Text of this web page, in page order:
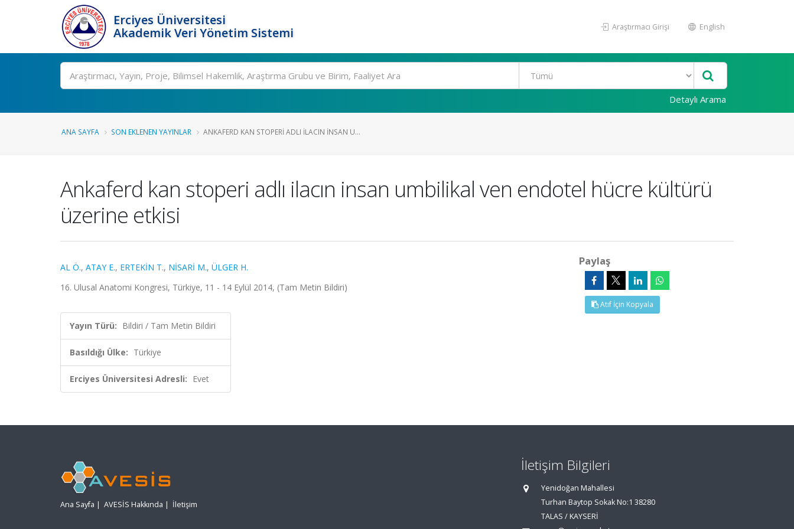
Erciyes Üniversitesi
Akademik Veri Yönetim Sistemi
Araştırmacı Girişi English
Ara
Detaylı Arama
ANA SAYFA SON EKLENEN YAYINLAR ANKAFERD KAN STOPERI ADLI ILACIN INSAN U...
Ankaferd kan stoperi adlı ilacın insan umbilikal ven endotel hücre kültürü
üzerine etkisi
AL Ö., ATAY E., ERTEKİN T., NİSARİ M., ÜLGER H.
16. Ulusal Anatomi Kongresi, Türkiye, 11 - 14 Eylül 2014, (Tam Metin Bildiri)
Yayın Türü: Bildiri / Tam Metin Bildiri
Basıldığı Ülke: Türkiye
Erciyes Üniversitesi Adresli: Evet
Paylaş
Atıf İçin Kopyala
Ana Sayfa | AVESİS Hakkında | İletişim
İletişim Bilgileri
Yenidoğan Mahallesi
Turhan Baytop Sokak No:1 38280
TALAS / KAYSERİ